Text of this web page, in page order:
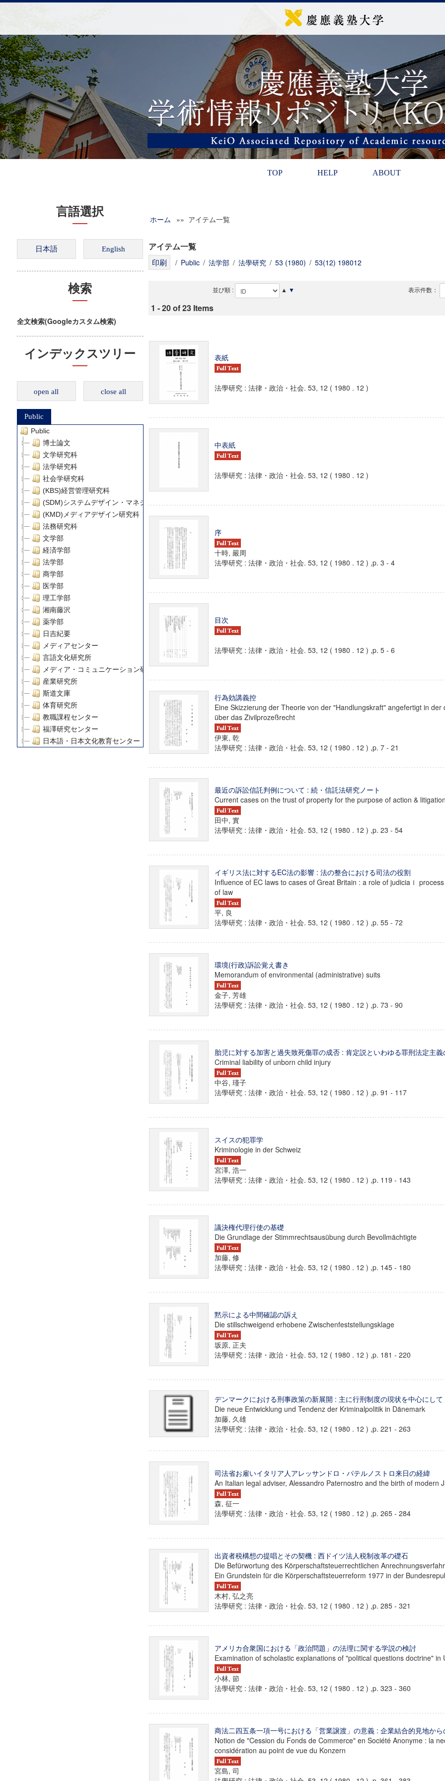
TOP HELP ABOUT
言語選択
検索
全文検索(Googleカスタム検索)
インデックスツリー
open all close all
Public
Public
博士論文
文学研究科
法学研究科
社会学研究科
(KBS)経営管理研究科
(SDM)システムデザイン・マネジメント研究科
(KMD)メディアデザイン研究科
法務研究科
文学部
経済学部
法学部
商学部
医学部
理工学部
湘南藤沢
薬学部
日吉紀要
メディアセンター
言語文化研究所
メディア・コミュニケーション研究所
産業研究所
斯道文庫
体育研究所
教職課程センター
福澤研究センター
日本語・日本文化教育センター
デジタルメディア・コンテンツ統合研究センター
グローバルリサーチインスティテュート
慶應義塾大学グローバルCOEプログラム市民社会ガバナンス教育研究センター
ホーム »» アイテム一覧
アイテム一覧
/ Public / 法学部 / 法學研究 / 53 (1980) / 53(12) 198012
並び順 : ▲ ▼ 表示件数：
1 - 20 of 23 Items
表紙
法學研究 : 法律・政治・社会. 53, 12 ( 1980 . 12 )
中表紙
法學研究 : 法律・政治・社会. 53, 12 ( 1980 . 12 )
序
十時, 嚴周
法學研究 : 法律・政治・社会. 53, 12 ( 1980 . 12 ) ,p. 3 - 4
目次
法學研究 : 法律・政治・社会. 53, 12 ( 1980 . 12 ) ,p. 5 - 6
行為効講義控
Eine Skizzierung der Theorie von der "Handlungskraft" angefertigt in der
über das Zivilprozeßrecht
伊東, 乾
法學研究 : 法律・政治・社会. 53, 12 ( 1980 . 12 ) ,p. 7 - 21
最近の訴訟信託判例について : 続・信託法研究ノート
Current cases on the trust of property for the purpose of action &
田中, 實
法學研究 : 法律・政治・社会. 53, 12 ( 1980 . 12 ) ,p. 23 - 54
イギリス法に対するEC法の影響 : 法の整合における司法の役割
Influence of EC laws to cases of Great Britain : a role of judiciaｌ
of law
平, 良
法學研究 : 法律・政治・社会. 53, 12 ( 1980 . 12 ) ,p. 55 - 72
環境(行政)訴訟覚え書き
Memorandum of environmental (administrative) suits
金子, 芳雄
法學研究 : 法律・政治・社会. 53, 12 ( 1980 . 12 ) ,p. 73 - 90
胎児に対する加害と過失致死傷罪の成否 : 肯定説といわゆる罪刑法定主
Criminal liability of unborn child injury
中谷, 瑾子
法學研究 : 法律・政治・社会. 53, 12 ( 1980 . 12 ) ,p. 91 - 117
スイスの犯罪学
Kriminologie in der Schweiz
宮澤, 浩一
法學研究 : 法律・政治・社会. 53, 12 ( 1980 . 12 ) ,p. 119 - 143
議決権代理行使の基礎
Die Grundlage der Stimmrechtsausübung durch Bevollmächtigte
加藤, 修
法學研究 : 法律・政治・社会. 53, 12 ( 1980 . 12 ) ,p. 145 - 180
黙示による中間確認の訴え
Die stillschweigend erhobene Zwischenfeststellungsklage
坂原, 正夫
法學研究 : 法律・政治・社会. 53, 12 ( 1980 . 12 ) ,p. 181 - 220
デンマークにおける刑事政策の新展開 : 主に行刑制度の現状を中心にして
Die neue Entwicklung und Tendenz der Kriminalpolitik in Dänemark
加藤, 久雄
法學研究 : 法律・政治・社会. 53, 12 ( 1980 . 12 ) ,p. 221 - 263
司法省お雇いイタリア人アレッサンドロ・パテルノストロ来日の経緯
An Italian legal adviser, Alessandro Paternostro and the birth of modern
森, 征一
法學研究 : 法律・政治・社会. 53, 12 ( 1980 . 12 ) ,p. 265 - 284
出資者税構想の提唱とその契機 : 西ドイツ法人税制改革の礎石
Die Befürwortung des Körperschaftsteuerrechtlichen
Ein Grundstein für die Körperschaftsteuerreform 1977 in der
木村, 弘之亮
法學研究 : 法律・政治・社会. 53, 12 ( 1980 . 12 ) ,p. 285 - 321
アメリカ合衆国における「政治問題」の法理に関する学説の検討
Examination of scholastic explanations of "political questions doctrine" in
小林, 節
法學研究 : 法律・政治・社会. 53, 12 ( 1980 . 12 ) ,p. 323 - 360
商法二四五条一項一号における「営業譲渡」の意義 : 企業結合的見地か
Notion de "Cession du Fonds de Commerce" en Société Anonyme : la
considération au point de vue du Konzern
宮島, 司